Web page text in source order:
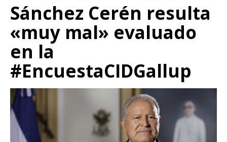
Sánchez Cerén resulta
«muy mal» evaluado
en la
#EncuestaCIDGallup